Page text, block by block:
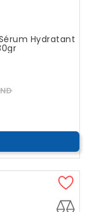
Hydratant
Prix